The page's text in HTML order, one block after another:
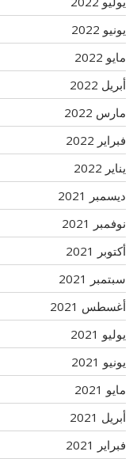
يونيو 2022
مايو 2022
أبريل 2022
مارس 2022
فبراير 2022
يناير 2022
ديسمبر 2021
نوفمبر 2021
أكتوبر 2021
سبتمبر 2021
أغسطس 2021
يوليو 2021
يونيو 2021
مايو 2021
أبريل 2021
فبراير 2021